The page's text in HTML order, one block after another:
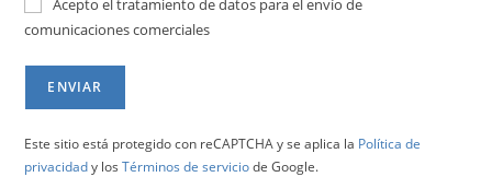
Acepto el tratamiento de datos para el envío de
comunicaciones comerciales
Este sitio está protegido con reCAPTCHA y se aplica la Política de
privacidady losTérminos de serviciode Google.